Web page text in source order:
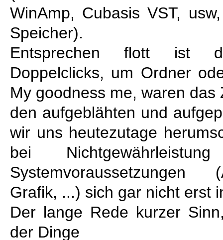
WinAmp, Cubasis VST,
Speicher).
Entsprechen flott ist
Doppelclicks, um Ordner
My goodness me, waren
den aufgeblähten und
wir uns heutezutage
bei
Systemvoraussetzungen
Grafik, ...) sich gar nicht erst
Der lange Rede kurzer
der Dinge